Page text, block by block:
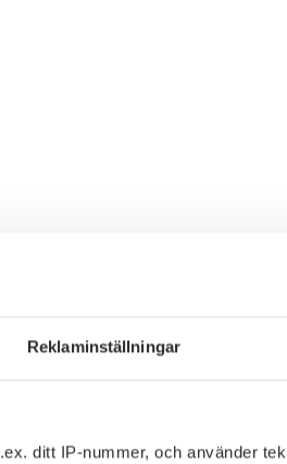
Reklaminställningar
ditt IP-nummer, och använder